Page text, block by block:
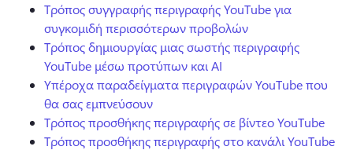
Τρόπος συγγραφής περιγραφής YouTube για
συγκομιδή περισσότερων προβολών
Τρόπος δημιουργίας μιας σωστής περιγραφής
YouTube μέσω προτύπων και AI
Υπέροχα παραδείγματα περιγραφών YouTube που
θα σας εμπνεύσουν
Τρόπος προσθήκης περιγραφής σε βίντεο YouTube
Τρόπος προσθήκης περιγραφής στο κανάλι YouTube